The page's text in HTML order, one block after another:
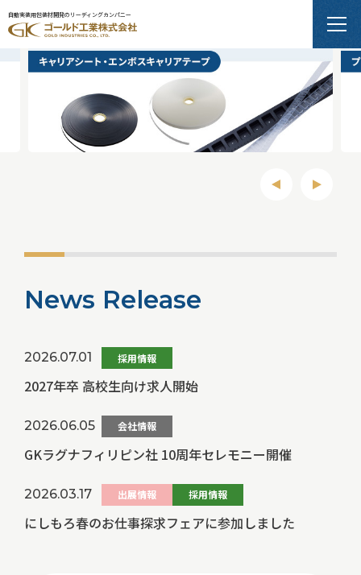
自動実装用包装材開発のリーディングカンパニー
グローバル市場に向けた電子部品・半導体デバイスの
News Release
2026.07.01 採用情報
2027年卒 高校生向け求人開始
2026.06.05 会社情報
GKラグナフィリピン社 10周年セレモニー開催
2026.03.17 出展情報 採用情報
にしもろ春のお仕事探求フェアに参加しました